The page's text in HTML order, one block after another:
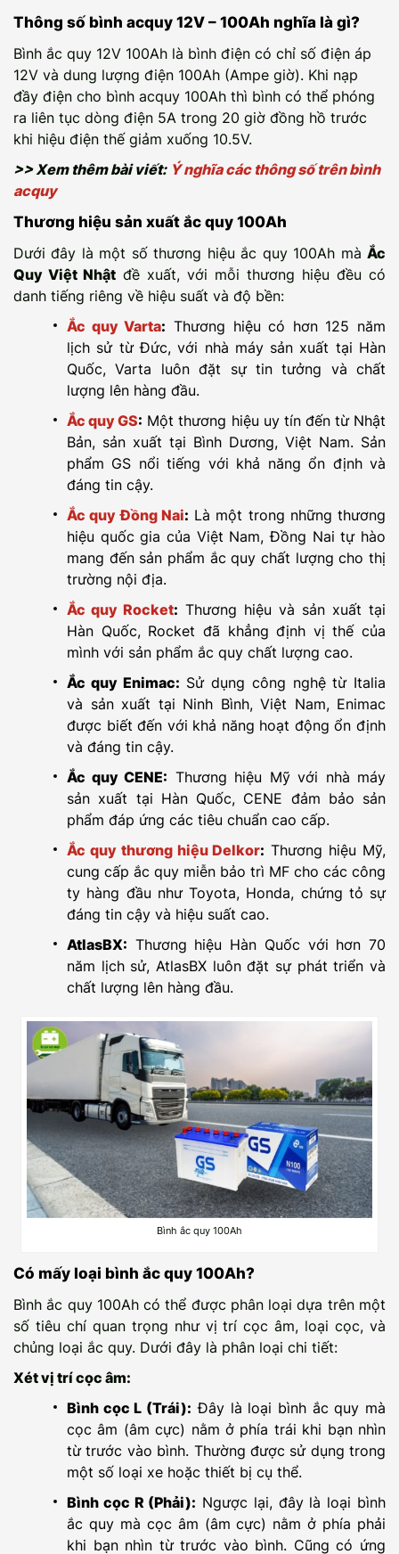
Thông số bình acquy 12V – 100Ah nghĩa là gì?
Bình ắc quy 12V 100Ah là bình điện có chỉ số điện áp
12V và dung lượng điện 100Ah (Ampe giờ). Khi nạp
đầy điện cho bình acquy 100Ah thì bình có thể phóng
ra liên tục dòng điện 5A trong 20 giờ đồng hồ trước
khi hiệu điện thế giảm xuống 10.5V.
>> Xem thêm bài viết: Ý nghĩa các thông số trên bình
acquy
Thương hiệu sản xuất ắc quy 100Ah
Dưới đây là một số thương hiệu ắc quy 100Ah mà Ắc
Quy Việt Nhật đề xuất, với mỗi thương hiệu đều có
danh tiếng riêng về hiệu suất và độ bền:
Ắc quy Varta: Thương hiệu có hơn 125 năm
lịch sử từ Đức, với nhà máy sản xuất tại Hàn
Quốc, Varta luôn đặt sự tin tưởng và chất
lượng lên hàng đầu.
Ắc quy GS: Một thương hiệu uy tín đến từ Nhật
Bản, sản xuất tại Bình Dương, Việt Nam. Sản
phẩm GS nổi tiếng với khả năng ổn định và
đáng tin cậy.
Ắc quy Đồng Nai: Là một trong những thương
hiệu quốc gia của Việt Nam, Đồng Nai tự hào
mang đến sản phẩm ắc quy chất lượng cho thị
trường nội địa.
Ắc quy Rocket: Thương hiệu và sản xuất tại
Hàn Quốc, Rocket đã khẳng định vị thế của
mình với sản phẩm ắc quy chất lượng cao.
Ắc quy Enimac: Sử dụng công nghệ từ Italia
và sản xuất tại Ninh Bình, Việt Nam, Enimac
được biết đến với khả năng hoạt động ổn định
và đáng tin cậy.
Ắc quy CENE: Thương hiệu Mỹ với nhà máy
sản xuất tại Hàn Quốc, CENE đảm bảo sản
phẩm đáp ứng các tiêu chuẩn cao cấp.
Ắc quy thương hiệu Delkor: Thương hiệu Mỹ,
cung cấp ắc quy miễn bảo trì MF cho các công
ty hàng đầu như Toyota, Honda, chứng tỏ sự
đáng tin cậy và hiệu suất cao.
AtlasBX: Thương hiệu Hàn Quốc với hơn 70
năm lịch sử, AtlasBX luôn đặt sự phát triển và
chất lượng lên hàng đầu.
Bình ắc quy 100Ah
Có mấy loại bình ắc quy 100Ah?
Bình ắc quy 100Ah có thể được phân loại dựa trên một
số tiêu chí quan trọng như vị trí cọc âm, loại cọc, và
chủng loại ắc quy. Dưới đây là phân loại chi tiết:
Xét vị trí cọc âm:
Bình cọc L (Trái): Đây là loại bình ắc quy mà
cọc âm (âm cực) nằm ở phía trái khi bạn nhìn
từ trước vào bình. Thường được sử dụng trong
một số loại xe hoặc thiết bị cụ thể.
Bình cọc R (Phải): Ngược lại, đây là loại bình
ắc quy mà cọc âm (âm cực) nằm ở phía phải
khi bạn nhìn từ trước vào bình. Cũng có ứng